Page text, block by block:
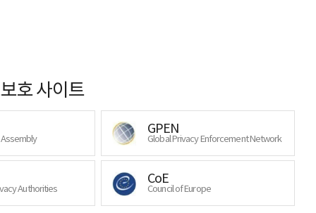
호 사이트
GPEN
Global Privacy Enforcement Network
Authorities
CoE
Council of Europe